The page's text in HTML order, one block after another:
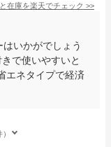
在庫を楽天でチェック >>
いかがでしょう
で使いやすいと
エネタイプで経済